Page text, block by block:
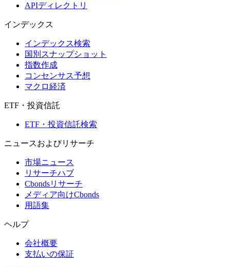
APIディレクトリ
インデックス
インデックス検索
国別スナップショット
指数作成
コンセンサス予想
マクロ経済
ETF・投資信託
ETF・投資信託検索
ニュースおよびリサーチ
市場ニュース
リサーチハブ
Cbondsリサーチ
メディア向けCbonds
用語集
ヘルプ
会社概要
支払いの保証